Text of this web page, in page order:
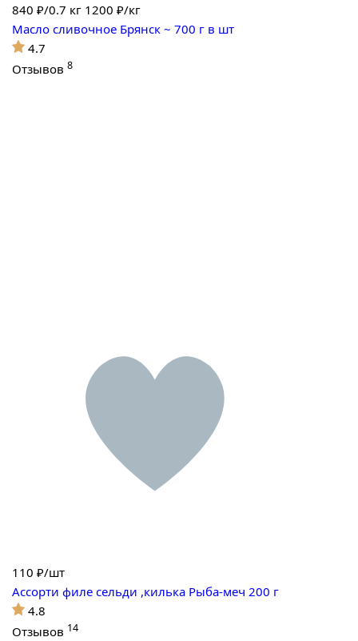
840 ₽/0.7 кг 1200 ₽/кг
Масло сливочное Брянск ~ 700 г в шт
4.7
Отзывов 8
110 ₽/шт
Ассорти филе сельди ,килька Рыба-меч 200 г
4.8
Отзывов 14